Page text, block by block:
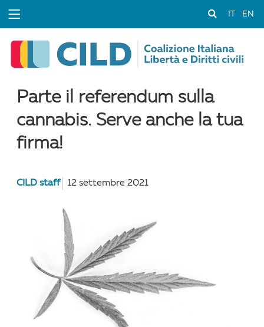
EN
Parte il referendum sulla
cannabis. Serve anche la tua
firma!
CILD staff 12 settembre 2021